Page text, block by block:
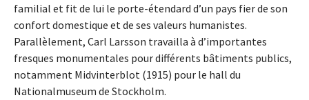
familial et fit de lui le porte-étendard d’un pays fier de son
confort domestique et de ses valeurs humanistes.
Parallèlement, Carl Larsson travailla à d’importantes
fresques monumentales pour différents bâtiments publics,
notamment Midvinterblot (1915) pour le hall du
Nationalmuseum de Stockholm.